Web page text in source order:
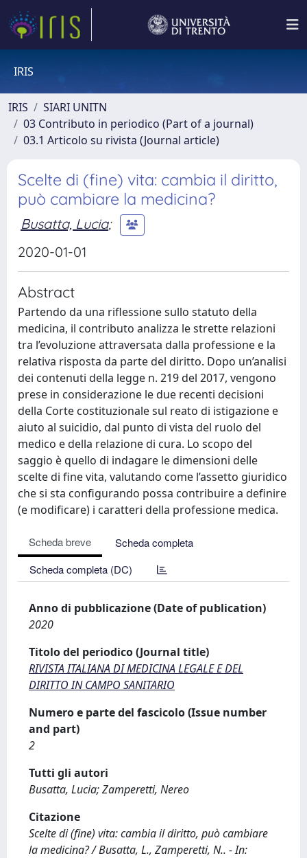
IRIS
IRIS
SIARI UNITN
03 Contributo in periodico (Part of a journal)
03.1 Articolo su rivista (Journal article)
Scelte di (fine) vita: cambia il diritto,
può cambiare la medicina?
Busatta, Lucia;
2020-01-01
Abstract
Partendo da una riflessione sullo statuto della
medicina, il contributo analizza le strette relazioni
tra l’evoluzione attraversata dalla professione e la
relativa risposta da parte del diritto. Dopo un’analisi
dei contenuti della legge n. 219 del 2017, vengono
prese in considerazione le due recenti decisioni
della Corte costituzionale sul reato di istigazione e
aiuto al suicidio, dal punto di vista del ruolo del
medico e della relazione di cura. Lo scopo del
saggio è quello di indagare le dimensioni delle
scelte di fine vita, valutando come l’assetto giuridico
che si sta configurando possa contribuire a definire
(e modificare) i caratteri della professione medica.
Scheda breve
Scheda completa
Scheda completa (DC)
Anno di pubblicazione (Date of publication)
2020
Titolo del periodico (Journal title)
RIVISTA ITALIANA DI MEDICINA LEGALE E DEL
DIRITTO IN CAMPO SANITARIO
Numero e parte del fascicolo (Issue number
and part)
2
Tutti gli autori
Busatta, Lucia; Zamperetti, Nereo
Citazione
Scelte di (fine) vita: cambia il diritto, può cambiare
la medicina? / Busatta, L., Zamperetti, N.. - In: